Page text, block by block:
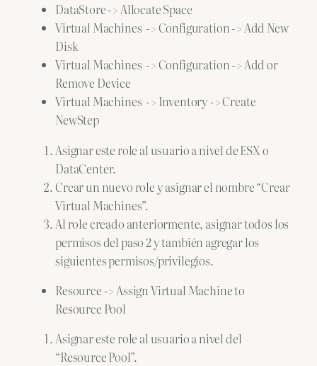
DataStore -> Allocate Space
Virtual Machines -> Configuration -> Add New
Disk
Virtual Machines -> Configuration -> Add or
Remove Device
Virtual Machines -> Inventory -> Create
NewStep
Asignar este role al usuario a nivel de ESX o
DataCenter.
Crear un nuevo role y asignar el nombre “Crear
Virtual Machines”.
Al role creado anteriormente, asignar todos los
permisos del paso 2 y también agregar los
siguientes permisos/privilegios.
Resource -> Assign Virtual Machine to
Resource Pool
Asignar este role al usuario a nivel del
“Resource Pool”.